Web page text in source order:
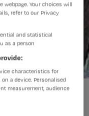
verzorgingshuis
webpage. Your choices will
refer to our Privacy
and statistical
as a person
characteristics for
a device. Personalised
measurement, audience